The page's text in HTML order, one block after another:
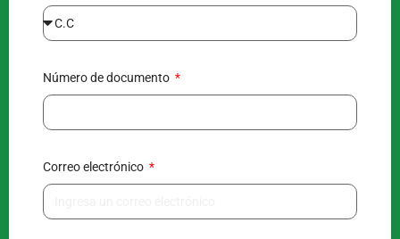
Número de documento
Correo electrónico